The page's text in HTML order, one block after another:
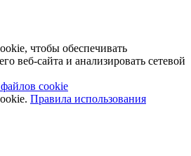
чтобы обеспечивать
веб-сайта и анализировать сетевой
cookie
Правила использования